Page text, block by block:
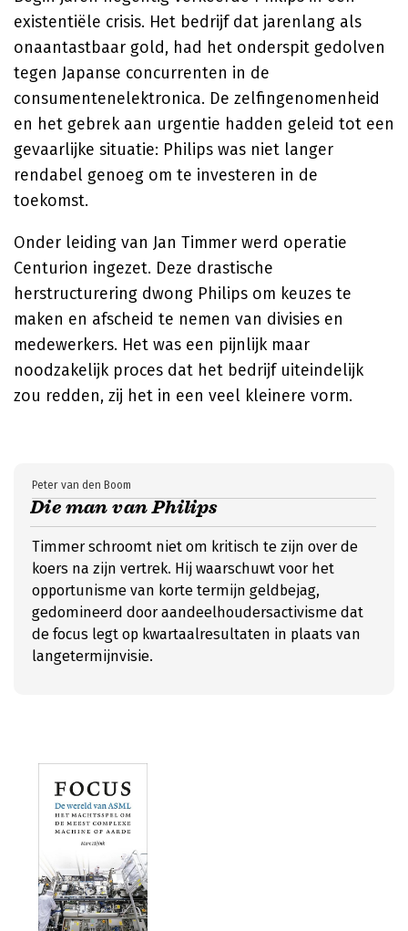
existentiële crisis. Het bedrijf dat jarenlang als
onaantastbaar gold, had het onderspit gedolven
tegen Japanse concurrenten in de
consumentenelektronica. De zelfingenomenheid
en het gebrek aan urgentie hadden geleid tot een
gevaarlijke situatie: Philips was niet langer
rendabel genoeg om te investeren in de
toekomst.
Onder leiding van Jan Timmer werd operatie
Centurion ingezet. Deze drastische
herstructurering dwong Philips om keuzes te
maken en afscheid te nemen van divisies en
medewerkers. Het was een pijnlijk maar
noodzakelijk proces dat het bedrijf uiteindelijk
zou redden, zij het in een veel kleinere vorm.
Die man van Philips
Peter van den Boom
Timmer schroomt niet om kritisch te zijn over de
koers na zijn vertrek. Hij waarschuwt voor het
opportunisme van korte termijn geldbejag,
gedomineerd door aandeelhoudersactivisme dat
de focus legt op kwartaalresultaten in plaats van
langetermijnvisie.